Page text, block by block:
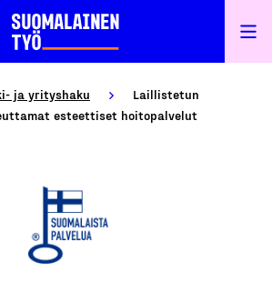
ja yrityshaku
Laillistetun
esteettiset hoitopalvelut